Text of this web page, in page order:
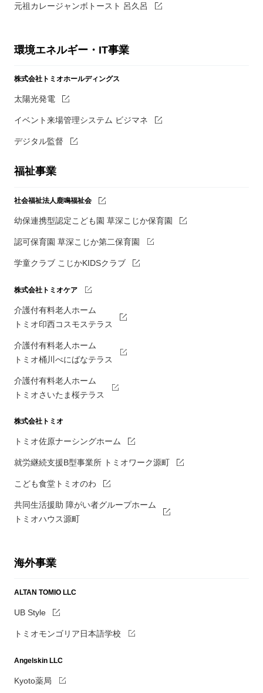
元祖カレージャンボトースト 呂久呂
環境エネルギー・IT事業
株式会社トミオホールディングス
太陽光発電
イベント来場管理システム ビジマネ
デジタル監督
福祉事業
社会福祉法人鹿鳴福祉会
幼保連携型認定こども園 草深こじか保育園
認可保育園 草深こじか第二保育園
学童クラブ こじかKIDSクラブ
株式会社トミオケア
介護付有料老人ホーム
トミオ印西コスモステラス
介護付有料老人ホーム
トミオ桶川べにばなテラス
介護付有料老人ホーム
トミオさいたま桜テラス
株式会社トミオ
トミオ佐原ナーシングホーム
就労継続支援B型事業所 トミオワーク源町
こども食堂トミオのわ
共同生活援助 障がい者グループホーム
トミオハウス源町
海外事業
ALTAN TOMIO LLC
UB Style
トミオモンゴリア日本語学校
Angelskin LLC
Kyoto薬局